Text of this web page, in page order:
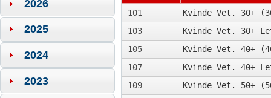
2026
2025
2024
2023
101
Kvinde Vet. 30+
103
Kvinde Vet. 30+
105
Kvinde Vet. 40+
107
Kvinde Vet. 40+
109
Kvinde Vet. 50+